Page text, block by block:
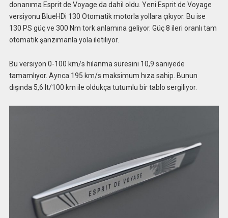
donanıma Esprit de Voyage da dahil oldu. Yeni Esprit de Voyage
versiyonu BlueHDi 130 Otomatik motorla yollara çıkıyor. Bu ise
130 PS güç ve 300 Nm tork anlamına geliyor. Güç 8 ileri oranlı tam
otomatik şanzımanla yola iletiliyor.
Bu versiyon 0-100 km/s hılanma süresini 10,9 saniyede
tamamlıyor. Ayrıca 195 km/s maksimum hıza sahip. Bunun
dışında 5,6 lt/100 km ile oldukça tutumlu bir tablo sergiliyor.